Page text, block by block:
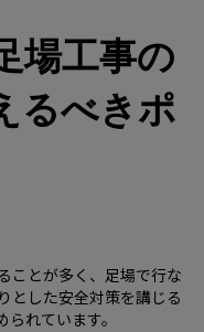
場工事の
るべきポ
ことが多く、足場で行な
とした安全対策を講じる
れています。